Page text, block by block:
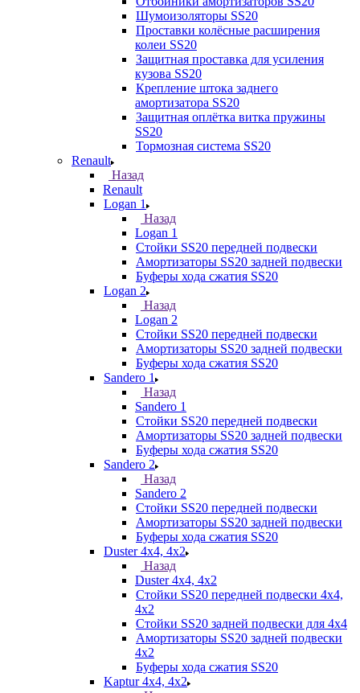
Шумоизоляторы SS20
Проставки колёсные расширения
колеи SS20
Защитная проставка для усиления
кузова SS20
Крепление штока заднего
амортизатора SS20
Защитная оплётка витка пружины
SS20
Тормозная система SS20
Renault
Назад
Renault
Logan 1
Назад
Logan 1
Стойки SS20 передней подвески
Амортизаторы SS20 задней подвески
Буферы хода сжатия SS20
Logan 2
Назад
Logan 2
Стойки SS20 передней подвески
Амортизаторы SS20 задней подвески
Буферы хода сжатия SS20
Sandero 1
Назад
Sandero 1
Стойки SS20 передней подвески
Амортизаторы SS20 задней подвески
Буферы хода сжатия SS20
Sandero 2
Назад
Sandero 2
Стойки SS20 передней подвески
Амортизаторы SS20 задней подвески
Буферы хода сжатия SS20
Duster 4х4, 4x2
Назад
Duster 4х4, 4x2
Стойки SS20 передней подвески 4х4,
4x2
Стойки SS20 задней подвески для 4х4
Амортизаторы SS20 задней подвески
4х2
Буферы хода сжатия SS20
Kaptur 4х4, 4х2